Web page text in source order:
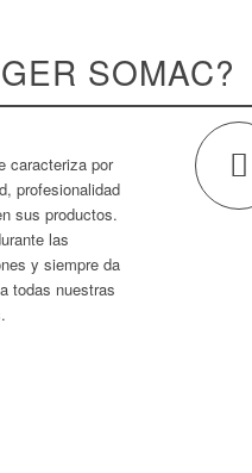
SOMAC?
caracteriza por
profesionalidad
sus productos.
las
y siempre da
todas nuestras